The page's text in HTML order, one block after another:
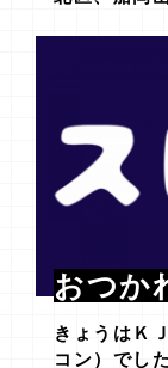
おつか
きょうはＫ
コン）でし